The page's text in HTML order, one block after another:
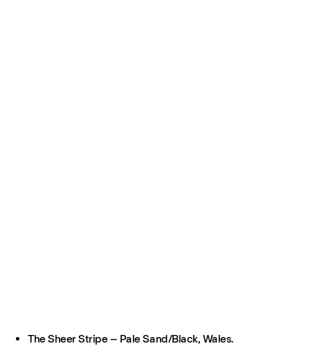
The Sheer Stripe – Pale Sand/Black, Wales.